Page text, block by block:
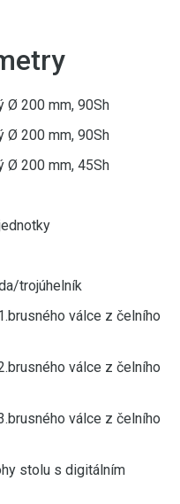
Ø 200 mm, 90Sh
Ø 200 mm, 90Sh
Ø 200 mm, 45Sh
trojúhelník
válce z čelního
válce z čelního
válce z čelního
stolu s digitálním